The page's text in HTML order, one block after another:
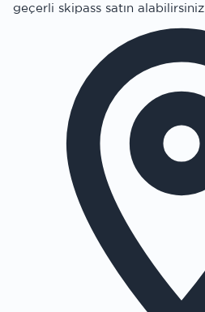
geçerli skipass satın alabilirsiniz.